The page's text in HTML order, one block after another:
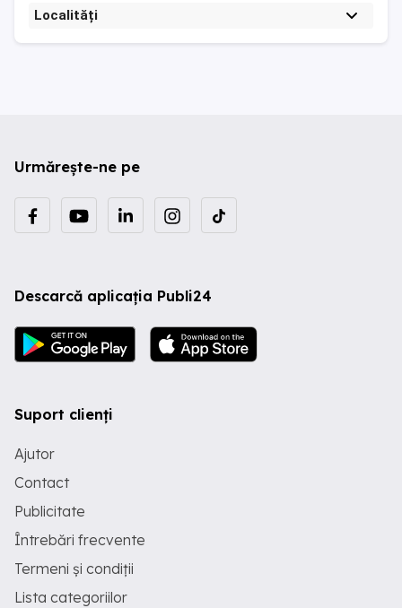
Localități
Urmărește-ne pe
Descarcă aplicația Publi24
Suport clienți
Ajutor
Contact
Publicitate
Întrebări frecvente
Termeni și condiții
Lista categoriilor